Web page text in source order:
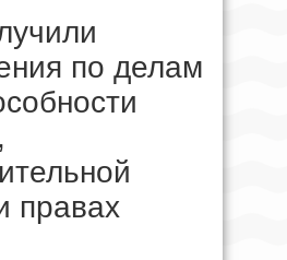
по делам
правах